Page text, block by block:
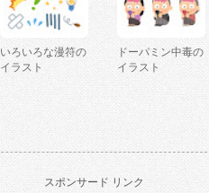
いろいろな漫符の
イラスト
ドーパミン中毒の
イラスト
スポンサード リンク